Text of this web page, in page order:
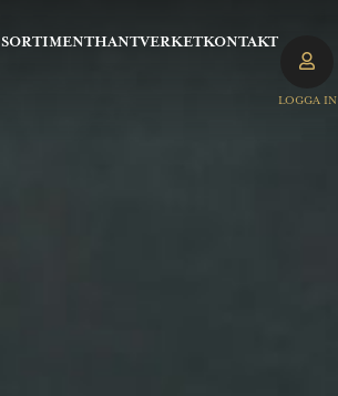
SORTIMENTHANTVERKETKONTAKT
LOGGA IN